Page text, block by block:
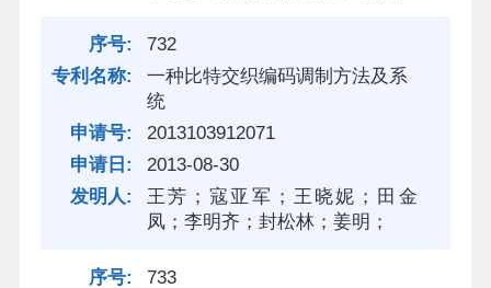
732
一种比特交织编码调制方法及系
统
2013103912071
2013-08-30
王芳；寇亚军；王晓妮；田金
凤；李明齐；封松林；姜明；
733